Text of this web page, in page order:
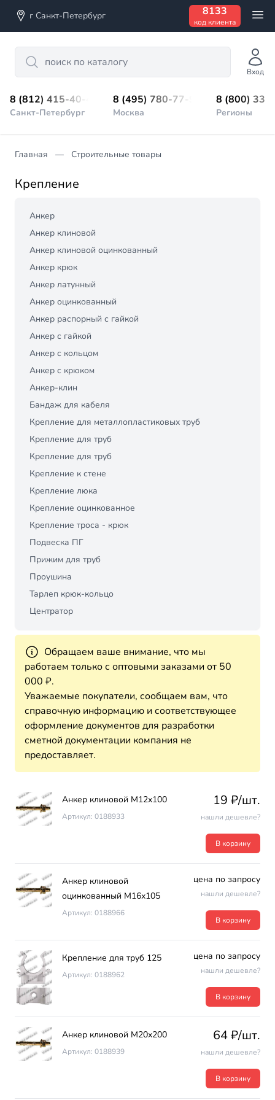
г Санкт-Петербург 8133
код клиента
Search
Вход
8 (812) 415-40-45
Санкт-Петербург
8 (495) 780-77-98
Москва
8 (800)
Регионы
Главная Строительные товары
Крепление
Анкер
Анкер клиновой
Анкер клиновой оцинкованный
Анкер крюк
Анкер латунный
Анкер оцинкованный
Анкер распорный с гайкой
Анкер с гайкой
Анкер с кольцом
Анкер с крюком
Анкер-клин
Бандаж для кабеля
Крепление для металлопластиковых труб
Крепление для труб
Крепление для труб
Крепление к стене
Крепление люка
Крепление оцинкованное
Крепление троса - крюк
Подвеска ПГ
Прижим для труб
Проушина
Тарлеп крюк-кольцо
Центратор
Обращаем ваше внимание, что мы
работаем только с оптовыми заказами от 50
000 ₽.
Уважаемые покупатели, сообщаем вам, что
справочную информацию и соответствующее
оформление документов для разработки
сметной документации компания не
предоставляет.
Анкер клиновой М12х100
Артикул: 0188933
19 ₽/шт.
нашли дешевле?
В корзину
Анкер клиновой
оцинкованный М16х105
Артикул: 0188966
цена по запросу
нашли дешевле?
В корзину
Крепление для труб 125
Артикул: 0188962
цена по запросу
нашли дешевле?
В корзину
Анкер клиновой М20х200
Артикул: 0188939
64 ₽/шт.
нашли дешевле?
В корзину